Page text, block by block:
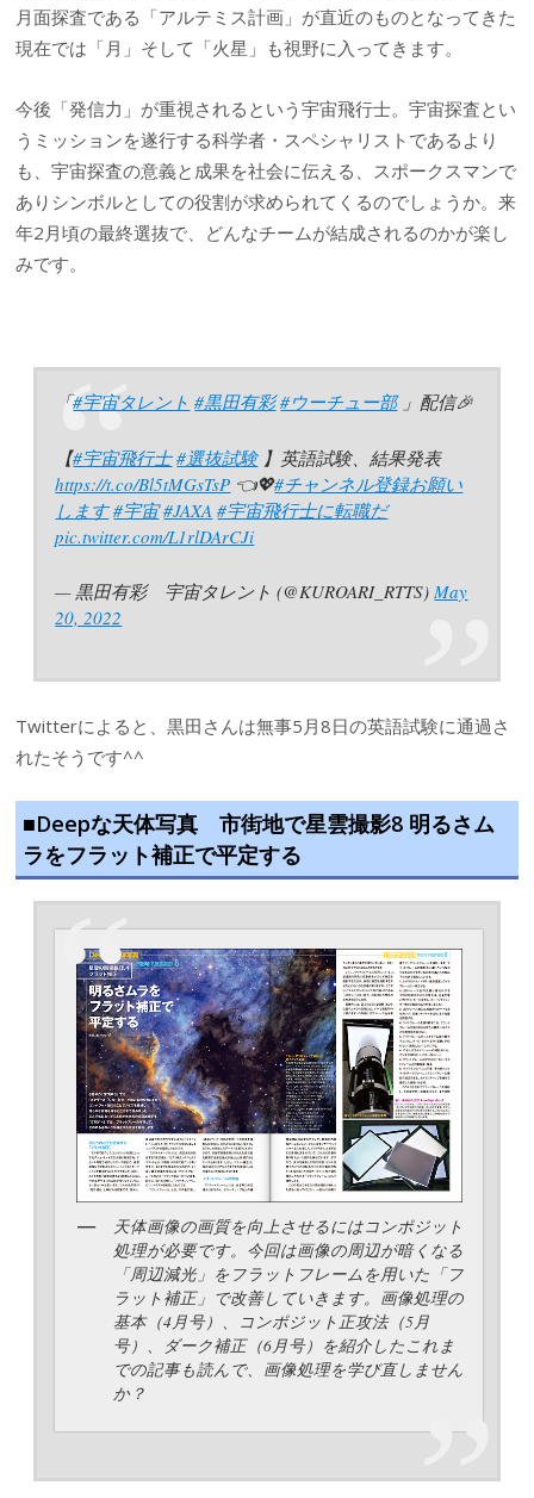
月面探査である「アルテミス計画」が直近のものとなってきた
現在では「月」そして「火星」も視野に入ってきます。
今後「発信力」が重視されるという宇宙飛行士。宇宙探査とい
うミッションを遂行する科学者・スペシャリストであるより
も、宇宙探査の意義と成果を社会に伝える、スポークスマンで
ありシンボルとしての役割が求められてくるのでしょうか。来
年2月頃の最終選抜で、どんなチームが結成されるのかが楽し
みです。
「#宇宙タレント #黒田有彩 #ウーチュー部」配信🎉
【#宇宙飛行士 #選抜試験】英語試験、結果発表
https://t.co/Bl5tMGsTsP 👈💖#チャンネル登録お願い
します #宇宙 #JAXA #宇宙飛行士に転職だ
pic.twitter.com/L1rlDArCJi
— 黒田有彩 宇宙タレント (@KUROARI_RTTS)May
20, 2022
Twitterによると、黒田さんは無事5月8日の英語試験に通過さ
れたそうです^^
■Deepな天体写真 市街地で星雲撮影8 明るさム
ラをフラット補正で平定する
天体画像の画質を向上させるにはコンポジット
処理が必要です。今回は画像の周辺が暗くなる
「周辺減光」をフラットフレームを用いた「フ
ラット補正」で改善していきます。画像処理の
基本（4月号）、コンポジット正攻法（5月
号）、ダーク補正（6月号）を紹介したこれま
での記事も読んで、画像処理を学び直しません
か？